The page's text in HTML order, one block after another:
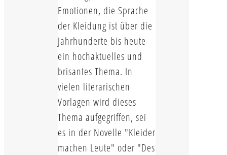
Emotionen, die Sprache
der Kleidung ist über die
Jahrhunderte bis heute
ein hochaktuelles und
brisantes Thema. In
vielen literarischen
Vorlagen wird dieses
Thema aufgegriffen, sei
es in der Novelle "Kleider
machen Leute" oder "Des